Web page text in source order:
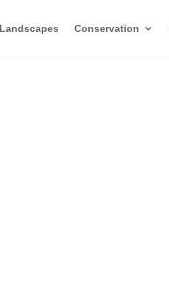
Landscapes Conservation